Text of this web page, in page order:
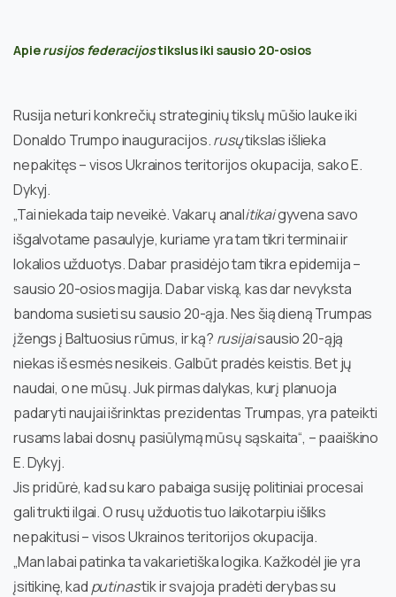
Apierusijos federacijostikslus iki sausio 20-osios
Rusija neturi konkrečių strateginių tikslų mūšio lauke iki
Donaldo Trumpo inauguracijos.rusųtikslas išlieka
nepakitęs – visos Ukrainos teritorijos okupacija, sako E.
Dykyj.
„Tai niekada taip neveikė. Vakarų analitikaigyvena savo
išgalvotame pasaulyje, kuriame yra tam tikri terminai ir
lokalios užduotys. Dabar prasidėjo tam tikra epidemija –
sausio 20-osios magija. Dabar viską, kas dar nevyksta
bandoma susieti su sausio 20-ąja. Nes šią dieną Trumpas
įžengs į Baltuosius rūmus, ir ką? rusijaisausio 20-ąją
niekas iš esmės nesikeis. Galbūt pradės keistis. Bet jų
naudai, o ne mūsų. Juk pirmas dalykas, kurį planuoja
padaryti naujai išrinktas prezidentas Trumpas, yra pateikti
rusams labai dosnų pasiūlymą mūsų sąskaita“, – paaiškino
E. Dykyj.
Jis pridūrė, kad su karo pabaiga susiję politiniai procesai
gali trukti ilgai. O rusų užduotis tuo laikotarpiu išliks
nepakitusi – visos Ukrainos teritorijos okupacija.
„Man labai patinka ta vakarietiška logika. Kažkodėl jie yra
įsitikinę, kad putinastik ir svajoja pradėti derybas su